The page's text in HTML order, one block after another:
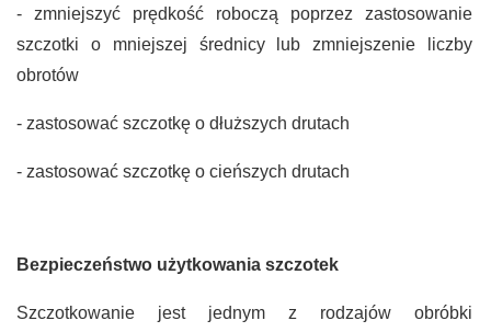
- zmniejszyć prędkość roboczą poprzez zastosowanie
szczotki o mniejszej średnicy lub zmniejszenie liczby
obrotów
- zastosować szczotkę o dłuższych drutach
- zastosować szczotkę o cieńszych drutach
Bezpieczeństwo użytkowania szczotek
Szczotkowanie jest jednym z rodzajów obróbki